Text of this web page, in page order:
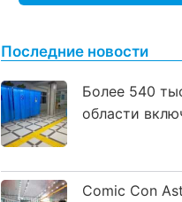
Последние новости
Более 540
области
Comic Con